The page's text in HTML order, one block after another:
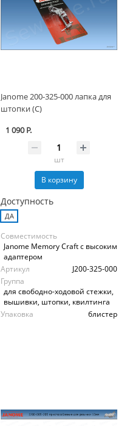
Janome 200-325-000 лапка для
штопки (С)
1 090 Р.
шт
В корзину
Доступность
ДА
Совместимость
Janome Мemory Craft с высоким
адаптером
Артикул
J200-325-000
Группа
для свободно-ходовой стежки,
вышивки, штопки, квилтинга
Упаковка
блистер